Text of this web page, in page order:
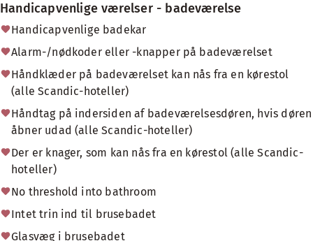
Handicapvenlige værelser - badeværelse
Handicapvenlige badekar
Alarm-/nødkoder eller -knapper på badeværelset
Håndklæder på badeværelset kan nås fra en kørestol
(alle Scandic-hoteller)
Håndtag på indersiden af badeværelsesdøren, hvis døren
åbner udad (alle Scandic-hoteller)
Der er knager, som kan nås fra en kørestol (alle Scandic-
hoteller)
No threshold into bathroom
Intet trin ind til brusebadet
Glasvæg i brusebadet